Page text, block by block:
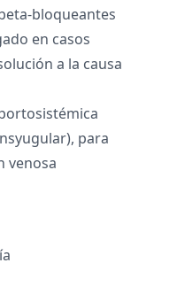
bloqueantes
en casos
a la causa
para
venosa